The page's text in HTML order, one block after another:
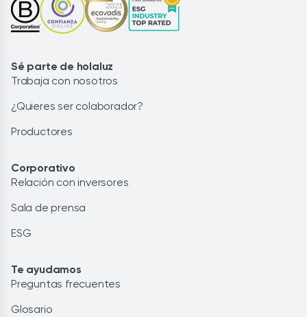
Sé parte de holaluz
Trabaja con nosotros
¿Quieres ser colaborador?
Productores
Corporativo
Relación con inversores
Sala de prensa
ESG
Te ayudamos
Preguntas frecuentes
Glosario